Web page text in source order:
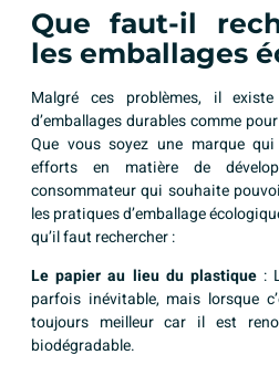
Que faut-il
les emballages
Malgré ces problèmes, il
d’emballages durables comme
Que vous soyez une marque
efforts en matière de
consommateur qui souhaite
les pratiques d’emballage
qu’il faut rechercher :
Le papier au lieu du plastique:
parfois inévitable, mais lorsque
toujours meilleur car il est
biodégradable.